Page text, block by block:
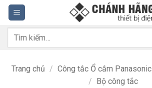
Bỏ
qua
nội
dung
Tìm
Trang chủ / Công tắc Ổ cắm Panasonic
/ Bộ công tắc